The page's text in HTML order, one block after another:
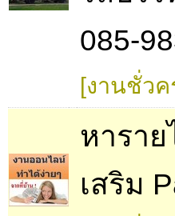
085-
[งานชั่วค
หารา
เสริม